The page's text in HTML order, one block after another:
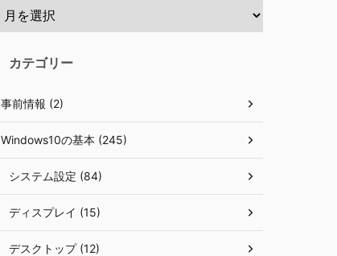
カテゴリー
事前情報 (2)
Windows10の基本 (245)
システム設定 (84)
ディスプレイ (15)
デスクトップ (12)